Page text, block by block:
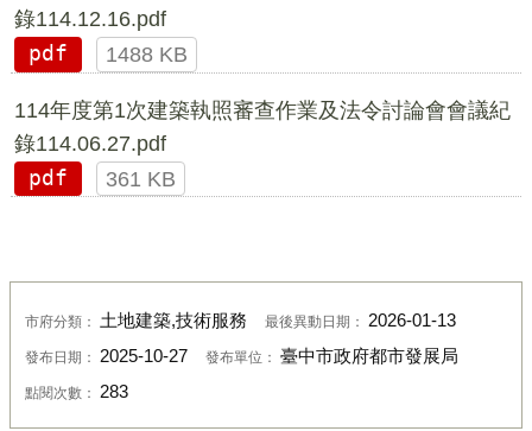
錄114.12.16.pdf
pdf
1488 KB
114年度第1次建築執照審查作業及法令討論會會議紀
錄114.06.27.pdf
pdf
361 KB
市府分類： 土地建築,技術服務 最後異動日期： 2026-01-13
發布日期： 2025-10-27 發布單位： 臺中市政府都市發展局
點閱次數： 283